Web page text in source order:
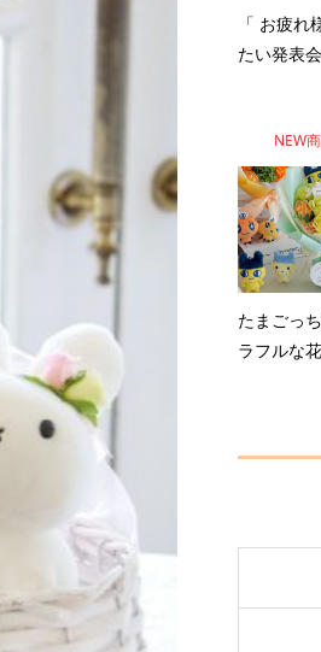
「 お疲れ
たい発表
NEW
たまごっ
ラフルな